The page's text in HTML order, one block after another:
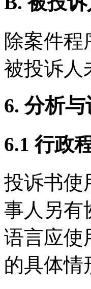
除案件程
被投诉人
6. 分析与
6.1 行政
投诉书使
事人另有
语言应使
的具体情